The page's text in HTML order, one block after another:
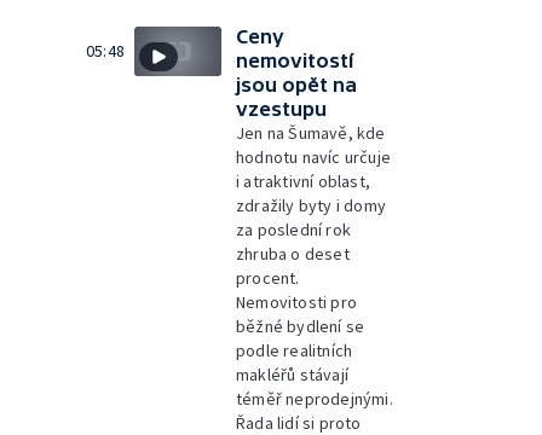
05:48
Ceny
nemovitostí
jsou opět na
vzestupu
Jen na Šumavě, kde
hodnotu navíc určuje
i atraktivní oblast,
zdražily byty i domy
za poslední rok
zhruba o deset
procent.
Nemovitosti pro
běžné bydlení se
podle realitních
makléřů stávají
téměř neprodejnými.
Řada lidí si proto